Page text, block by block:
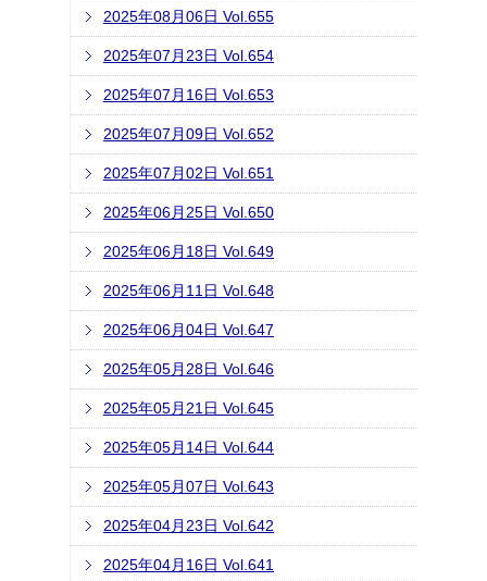
2025年08月06日 Vol.655
2025年07月23日 Vol.654
2025年07月16日 Vol.653
2025年07月09日 Vol.652
2025年07月02日 Vol.651
2025年06月25日 Vol.650
2025年06月18日 Vol.649
2025年06月11日 Vol.648
2025年06月04日 Vol.647
2025年05月28日 Vol.646
2025年05月21日 Vol.645
2025年05月14日 Vol.644
2025年05月07日 Vol.643
2025年04月23日 Vol.642
2025年04月16日 Vol.641